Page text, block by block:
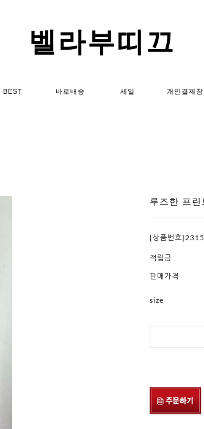
벨라부띠끄
BEST 바로배송 세일 개인결제창
루즈한 프린
[상품번호
적립금
판매가격
size